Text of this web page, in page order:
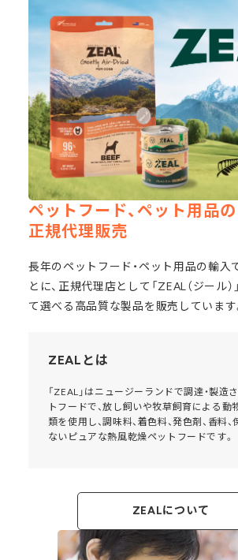
ペットフード、ペット用品の
正規代理販売
長年のペットフード・ペット用品の輸入
とに、正規代理店として「ZEAL（ジール
て選べる高品質な製品を販売しています
ZEALとは
「ZEAL」はニュージーランドで調達・製造
トフードで、放し飼いや牧草飼育による動
類を使用し、調味料、着色料、発色剤、香料
ないピュアな熱風乾燥ペットフードです。
ZEALについて